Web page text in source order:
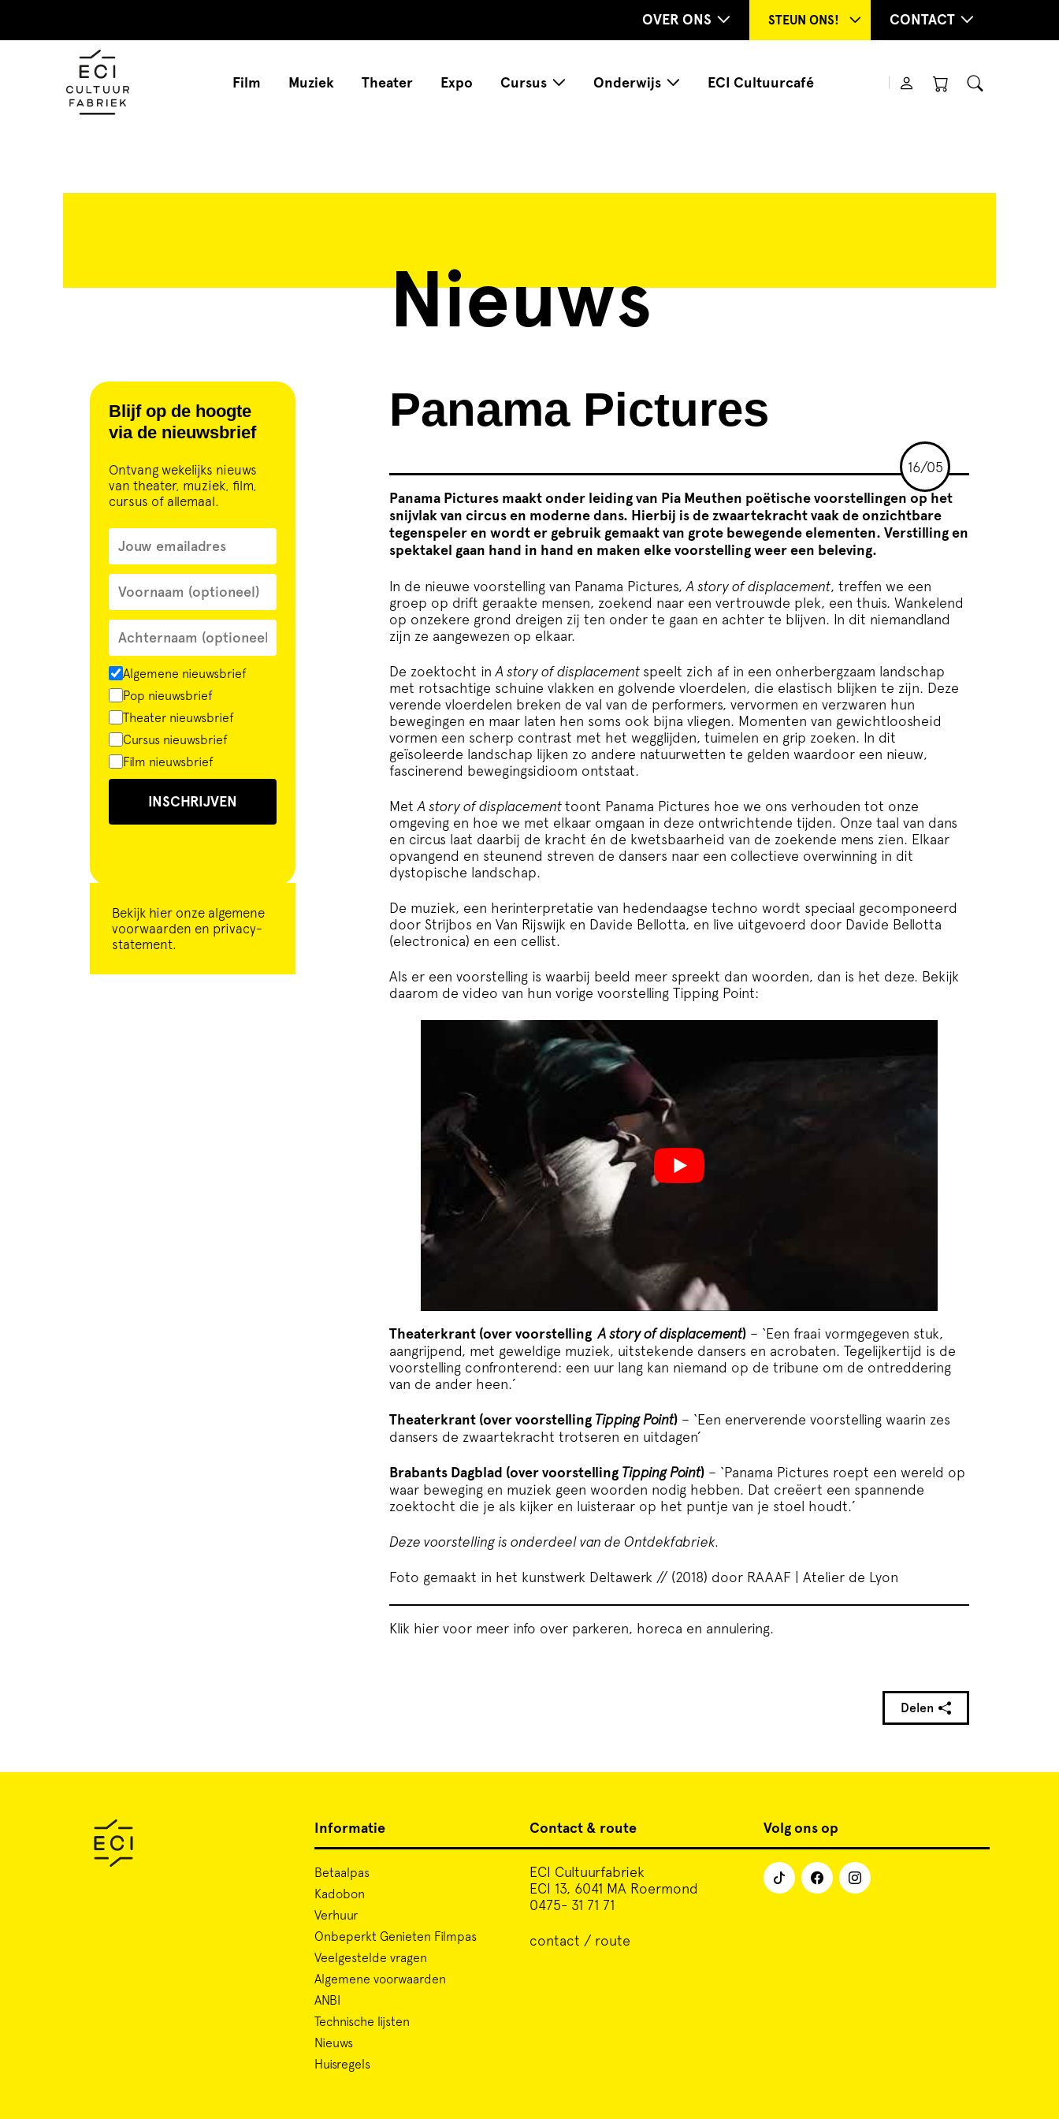
OVER ONS STEUN ONS! CONTACT
Film Muziek Theater Expo Cursus Onderwijs ECI Cultuurcafé
Nieuws
Blijf op de hoogte
via de nieuwsbrief
Ontvang wekelijks nieuws
van theater, muziek, film,
cursus of allemaal.
Algemene nieuwsbrief
Pop nieuwsbrief
Theater nieuwsbrief
Cursus nieuwsbrief
Film nieuwsbrief
INSCHRIJVEN
Bekijk hier onze algemene
voorwaarden en privacy-
statement.
Panama Pictures
16/05
Panama Pictures maakt onder leiding van Pia Meuthen poëtische voorstellingen op het
snijvlak van circus en moderne dans. Hierbij is de zwaartekracht vaak de onzichtbare
tegenspeler en wordt er gebruik gemaakt van grote bewegende elementen. Verstilling en
spektakel gaan hand in hand en maken elke voorstelling weer een beleving.
In de nieuwe voorstelling van Panama Pictures,A story of displacement, treffen we een
groep op drift geraakte mensen, zoekend naar een vertrouwde plek, een thuis. Wankelend
op onzekere grond dreigen zij ten onder te gaan en achter te blijven. In dit niemandland
zijn ze aangewezen op elkaar.
De zoektocht inA story of displacement speelt zich af in een onherbergzaam landschap
met rotsachtige schuine vlakken en golvende vloerdelen, die elastisch blijken te zijn. Deze
verende vloerdelen breken de val van de performers, vervormen en verzwaren hun
bewegingen en maar laten hen soms ook bijna vliegen. Momenten van gewichtloosheid
vormen een scherp contrast met het wegglijden, tuimelen en grip zoeken. In dit
geïsoleerde landschap lijken zo andere natuurwetten te gelden waardoor een nieuw,
fascinerend bewegingsidioom ontstaat.
MetA story of displacementtoont Panama Pictures hoe we ons verhouden tot onze
omgeving en hoe we met elkaar omgaan in deze ontwrichtende tijden. Onze taal van dans
en circus laat daarbij de kracht én de kwetsbaarheid van de zoekende mens zien. Elkaar
opvangend en steunend streven de dansers naar een collectieve overwinning in dit
dystopische landschap.
De muziek, een herinterpretatie van hedendaagse techno wordt speciaal gecomponeerd
door Strijbos en Van Rijswijk en Davide Bellotta, en live uitgevoerd door Davide Bellotta
(electronica) en een cellist.
Als er een voorstelling is waarbij beeld meer spreekt dan woorden, dan is het deze. Bekijk
daarom de video van hun vorige voorstelling Tipping Point:
Theaterkrant (over voorstellingA story of displacement) – ‘Een fraai vormgegeven stuk,
aangrijpend, met geweldige muziek, uitstekende dansers en acrobaten. Tegelijkertijd is de
voorstelling confronterend: een uur lang kan niemand op de tribune om de ontreddering
van de ander heen.’
Theaterkrant (over voorstelling Tipping Point) – ‘Een enerverende voorstelling waarin zes
dansers de zwaartekracht trotseren en uitdagen’
Brabants Dagblad (over voorstelling Tipping Point) – ‘Panama Pictures roept een wereld op
waar beweging en muziek geen woorden nodig hebben. Dat creëert een spannende
zoektocht die je als kijker en luisteraar op het puntje van je stoel houdt.’
Deze voorstelling is onderdeel van de Ontdekfabriek.
Foto gemaakt in het kunstwerk Deltawerk // (2018) door RAAAF | Atelier de Lyon
Klik hier voor meer info over parkeren, horeca en annulering.
Delen
Informatie
Betaalpas
Kadobon
Verhuur
Onbeperkt Genieten Filmpas
Veelgestelde vragen
Algemene voorwaarden
ANBI
Technische lijsten
Nieuws
Huisregels
Contact & route
ECI Cultuurfabriek
ECI 13, 6041 MA Roermond
0475- 31 71 71
contact / route
Volg ons op